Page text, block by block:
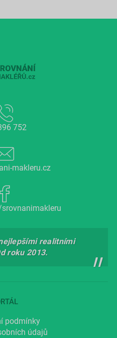
752
makleru.cz
realitními
roku 2013.
podmínky
údajů